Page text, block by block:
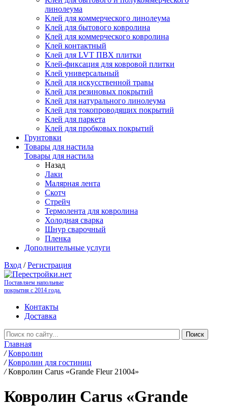
линолеума
Клей для коммерческого линолеума
Клей для бытового ковролина
Клей для коммерческого ковролина
Клей контактный
Клей для LVT ПВХ плитки
Клей-фиксация для ковровой плитки
Клей универсальный
Клей для искусственной травы
Клей для резиновых покрытий
Клей для натурального линолеума
Клей для токопроводящих покрытий
Клей для паркета
Клей для пробковых покрытий
Грунтовки
Товары для настила
Товары для настила
Назад
Лаки
Малярная лента
Скотч
Стрейч
Термолента для ковролина
Холодная сварка
Шнур сварочный
Пленка
Дополнительные услуги
Вход /Регистрация
Поставляем напольные
покрытия с 2014 года.
Контакты
Доставка
Главная
/ Ковролин
/ Ковролин для гостиниц
/ Ковролин Carus «Grande Fleur 21004»
Ковролин Carus «Grande